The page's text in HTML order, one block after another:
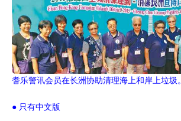
耆乐警讯会员在长洲协助清理海上和岸上垃圾。
● 只有中文版